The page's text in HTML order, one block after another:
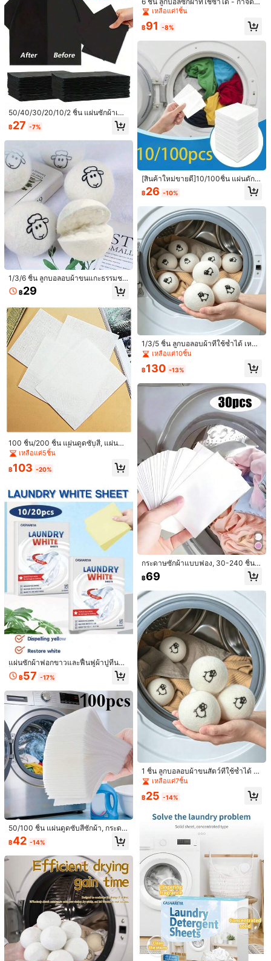
ประเภทสไตล์: หลากสี / สี: สีดำ / ไซส์: 20ชิ้น
تجننننمرا تعطيهاسواد
มีประโยชน์(0)
ประเภทสไตล์: หลากสี / สี: สีดำ / ไซส์: 10 ชิ้น
Dauma aspecto debatidodasroupas pretas
Vale
muito
มีประโยชน์
รายละเอียดสินค้า
วัสดุ:
ผ้าไม่ทอ
องค์ประกอบ:
100% เส้นใยสังเคราะห์
ดูเพิ่มเติม
CHUNCHEN.
4.61 50 ผู้ติดตาม
4.61
4.61 50 ผู้ติดตาม
4.61 50 ผู้ติดตาม
4.61 50 ผู้ติดตาม
4.61
50 ผู้ติดตาม
w***6ตาม1 วันที่ผ่านมา
50 ผู้ติดตาม
4.61 50 ผู้ติดตาม
50 ผู้ติดตาม
50 ผู้ติดตาม
50 ผู้ติดตาม
กำลังติดตาม
6.7K ชิ้นที่ขายไปเมื่อเร็วๆ นี้
คุณภาพดี (48) มีประโยชน์ (23) เหมือนในรูป (22) เก๋มาก (18) แ
คุณอาจชอบ
แนะนำ เครื่องมือและการปรับปรุงบ้าน เครื่องใช้ในบ้าน โทรศัพท์มือถือ
Save ฿4
แผ่นฟื้นฟูเสื้อผ้าสีดำใหม่, แผ่นฟื้นฟูเสื้อ
ผ้าสีดำ, แผ่นซักผ้าสำหรับฟื้นฟูเสื้อผ้าสี
ซีด, สารยึดสีและเพิ่มความสดใส, ของใ
ช้ในครัวเรือนที่จำเป็น
#9 ขายดี ใน ผลิตภัณฑ์ซักผ้า
35 -10%
แผ่นซักผ้าฟอกขาวและฟื้นฟูผ้าปูที่นอน
| ขจัดคราบและสีเหลือง - สารฟอกขาว
ที่ไม่มีคลอรีนที่มีประสิทธิภาพ เหมาะสำ
หรับเสื้อผ้าสีขาว
-17%
Save ฿2
40/30/20/10/2ชิ้น/ชุด สีย้อมผ้าสีดำ สี
ย้อมผ้าสำหรับซ่อมแซมเสื้อยืดที่สีซีดจา
ง อุปกรณ์ซักผ้าสำหรับเครื่องซักผ้า แผ่น
สีย้อมผ้า ใช้ได้กับเครื่องซักผ้าและผงซัก
ฟอกทุกชนิด อุปกรณ์ซักรีด
#8 ขายดี ใน ผลิตภัณฑ์ทำความสะอาดบ้านราคาประหยัด ผลิตภัณฑ์ซั
27 -7%
1 กล่อง 40 ชิ้น แผ่นซักผ้าเข้มข้นขจัดค
ราบ, แผ่นซักผ้าสำหรับเครื่องซักผ้า & ซั
กมือ, แผ่นซักผ้าพกพา, ขจัดคราบลึก, แ
ผ่นซักผ้าในครัวเรือน, แผ่นซักผ้าต้านเชื้
อแบคทีเรีย & มีกลิ่นหอม, แผ่นซักผ้าพก
หรับการเดินทาง & การเดินทางธุรกิจ
100
Save ฿2
40/20/10/2ชิ้น แผ่นเพิ่มสีดำสำหรับซัก
ผ้า, 91g/M² – แผ่นพิเศษสำหรับเสื้อผ้าสี
ดำที่ซีดจาง แผ่นผ้าสำหรับเสื้อผ้าสีดำ,
กางเกงยีนส์ซักสีเข้ม, สำหรับเครื่องล้าง
จาน
-7%
50/40/30/20/10/2 ชิ้น แผ่นซักผ้าเพิ่ม
สีดำ 91 กรัม/ตารางเมตร ออกแบบมาเ
ป็นพิเศษสำหรับเสื้อผ้าสีดำที่ซีดจาง เห
มาะสำหรับเสื้อผ้าสีดำ กางเกงยีนส์สีเข้
฿27 -7%
1/3/6 ชิ้น ลูกบอลอบผ้าขนแกะธรรมชา
ติ ลดไฟฟ้าสถิต ทำให้ผ้านุ่ม ดูแลผ้า ลา
ยแกะ ของใช้จำเป็นในบ้าน บ่อลูกบอล
ลสำลี
฿29
100 ชิ้น/200 ชิ้น แผ่นดูดซับสี, แผ่นป้อ
งกันสีตก, ไม่ทำให้เสื้อผ้าเปลี่ยนสี, ซักร
วมอย่างสบายใจ, ซักรวมเสื้อผ้าสีเข้มแ
ละสีอ่อน, ของใช้จำเป็นในบ้าน, แผ่นป้อ
เหลือแค่5ชิ้น
฿103 -20%
แผ่นซักผ้าฟอกขาวและฟื้นฟูผ้าปูที่นอน
| ขจัดคราบและสีเหลือง - สารฟอกขาว
ที่ไม่มีคลอรีนที่มีประสิทธิภาพ เหมาะสำ
฿57 -17%
50/100 ชิ้น แผ่นดูดซับสีซักผ้า, กระดา
ษดักสีป้องกันการย้อมสี, อนุญาตให้ซักร
วมกัน, แผ่นซักผ้าป้องกันการรั่วไหลขอ
ดูดซับสี, เหมาะสำหรับเสื้อผ้าต่างๆ, ผ้า
ปูที่นอน, ปลอกหมอน, ถุงเท้า, รักษาคว
ามสีเดิมของเสื้อผ้า
฿42 -14%
นผ้า, ทำให้นุ่ม, ป้องกันการพันกัน, ลดร
อยยับ, ไม่ต้องใช้ไฟฟ้า, สารเติมซักผ้า,
ลูกบอลอบผ้าขนาดใหญ่พิเศษ, ลูกบอลเ
เหลือแค่1ชิ้น
฿91 -8%
[สินค้าใหม่ขายดี]10/100ชิ้น แผ่นดักจั
บสีซักผ้าสีสันสดใส - ป้องกันการถ่ายโอ
นสี, อนุญาตให้ซักผสม, บรรลุผลลัพธ์ที่ส
ละเชิงพาณิชย์, สิ่งจำเป็นสำหรับห้องซัก
รีด
฿26 -10%
1/3/5 ชิ้น ลูกบอลอบผ้าที่ใช้ซ้ำได้ เหมา
ะสำหรับเครื่องอบผ้า สารปรับผ้านุ่มธรร
มชาติและป้องกันรอยยับ ลูกบอลอบผ้าอ
อร์แกนิก ใช้สำหรับกำจัดขนสัตว์ กระด
อทำให้ผ้านุ่ม ลดรอยยับ และลดเวลากา
รอบผ้าอย่างมาก
เหลือแค่10ชิ้น
฿130 -13%
กระดาษซักผ้าแบบฟอง, 30-240 ชิ้น,
แผ่นกระดาษผงซักฟอกเข้มข้นสำหรับซั
กชุดชั้นในและเสื้อผ้า, กำจัดแบคทีเรียแ
ละไรฝุ่น, ขจัดคราบ, สำหรับบ้าน, หอพั
ก, เดินทาง, อุปกรณ์ทำความสะอาด, อุ
ปกรณ์เปิดเทอม, น้ำยาขจัดคราบฝังแน่
นสำหรับเสื้อผ้า, รอยเปื้อนน้ำผลไม้, คร
าบโคลน, คราบกาแฟ
฿69
1 ชิ้น ลูกบอลอบผ้าขนสัตว์ที่ใช้ซ้ำได้ ลู
กบอลซักผ้า เหมาะสำหรับเครื่องอบผ้า
สารปรับผ้านุ่มธรรมชาติและป้องกันรอ
ยยับ ลูกบอลอบผ้าออร์แกนิก ใช้สำหรับ
ผ้า อุปกรณ์เสริมเครื่องซักผ้า ช่วยประห
ยัดเวลาซักผ้าได้อย่างมีประสิทธิภาพ
เหลือแค่7ชิ้น
฿25 -14%